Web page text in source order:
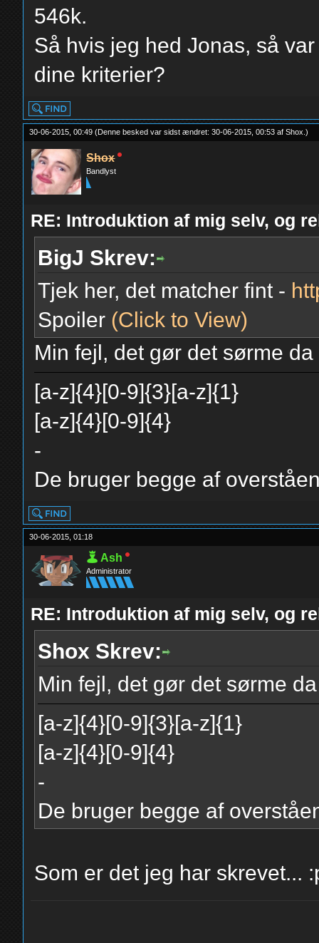
546k.
Så hvis jeg hed Jonas, så
dine kriterier?
30-06-2015, 00:49(Denne besked var sidst ændret: 30-06-2015, 00:53 afShox .)
Shox
Bandlyst
RE: Introduktion af mig selv, og
BigJ Skrev:
Tjek her, det matcher fint -
Spoiler (Click to View)
Min fejl, det gør det sørme
[a-z]{4}[0-9]{3}[a-z]{1}
[a-z]{4}[0-9]{4}
-
De bruger begge af
30-06-2015, 01:18
Ash
Administrator
RE: Introduktion af mig selv, og
Shox Skrev:
Min fejl, det gør det sørme
[a-z]{4}[0-9]{3}[a-z]{1}
[a-z]{4}[0-9]{4}
-
De bruger begge af
Som er det jeg har skrevet...